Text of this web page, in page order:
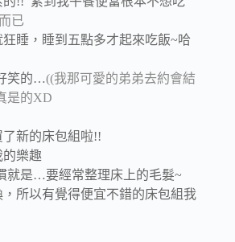
已
睡，睡到五點多才起來吃飯~哈
笑的…((我那可愛的弟弟去約會結
是的XD
新的床包組啦!!
的樂趣
就是…要經常整理床上的毛髮~
所以有覺得便宜不錯的床包組我